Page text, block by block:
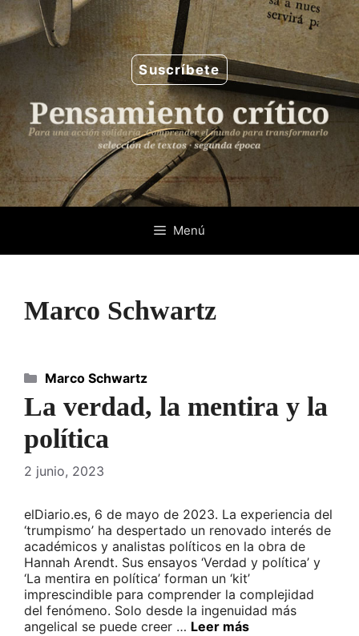
Saltar
al
contenido
Suscríbete
Menú
Marco Schwartz
La verdad, la mentira y la
política
2 junio, 2023
elDiario.es, 6 de mayo de 2023. La experiencia del
‘trumpismo’ ha despertado un renovado interés de
académicos y analistas políticos en la obra de
Hannah Arendt. Sus ensayos ‘Verdad y política’ y
‘La mentira en política’ forman un ‘kit’
imprescindible para comprender la complejidad
del fenómeno. Solo desde la ingenuidad más
angelical se puede creer … Leer más
Categorías
Marco Schwartz